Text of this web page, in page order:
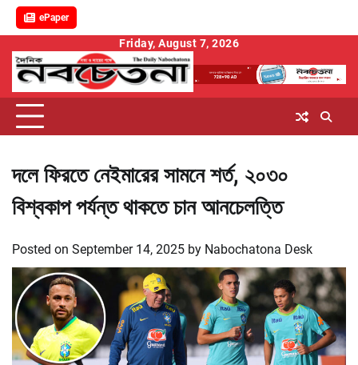
ePaper
content
Friday, August 7, 2026
দলে ফিরতে নেইমারের সামনে শর্ত, ২০৩০
বিশ্বকাপ পর্যন্ত থাকতে চান আনচেলত্তি
Posted on September 14, 2025 by Nabochatona Desk